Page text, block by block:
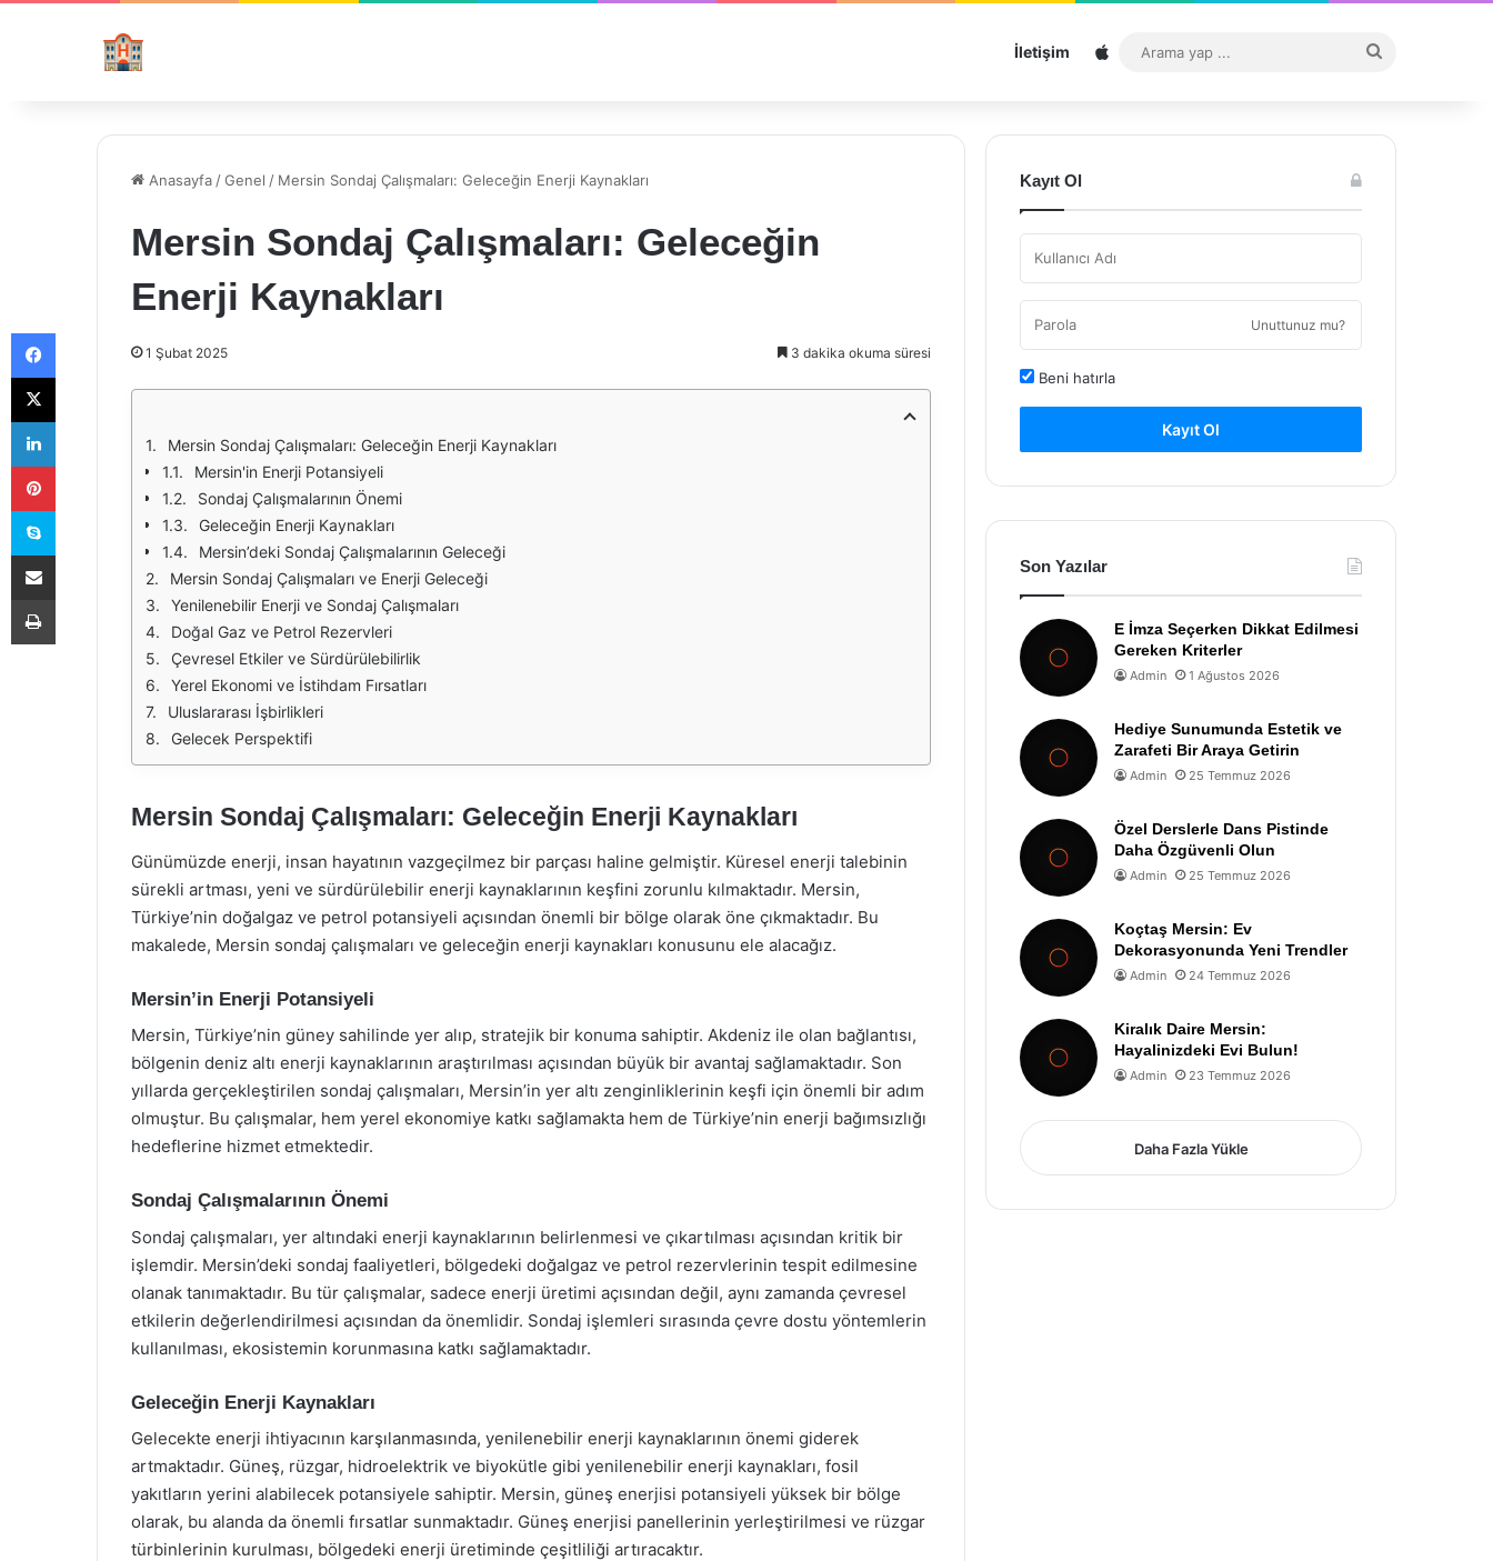
İletişim Sitemap
...
Anasayfa /Genel / Mersin Sondaj Çalışmaları: Geleceğin Enerji Kaynakları
Mersin Sondaj Çalışmaları: Geleceğin
Enerji Kaynakları
1 Şubat 2025 3 dakika okuma süresi
Mersin Sondaj Çalışmaları: Geleceğin Enerji Kaynakları
Mersin'in Enerji Potansiyeli
Sondaj Çalışmalarının Önemi
Geleceğin Enerji Kaynakları
Mersin’deki Sondaj Çalışmalarının Geleceği
Mersin Sondaj Çalışmaları ve Enerji Geleceği
Yenilenebilir Enerji ve Sondaj Çalışmaları
Doğal Gaz ve Petrol Rezervleri
Çevresel Etkiler ve Sürdürülebilirlik
Yerel Ekonomi ve İstihdam Fırsatları
Uluslararası İşbirlikleri
Gelecek Perspektifi
Mersin Sondaj Çalışmaları: Geleceğin Enerji Kaynakları
Günümüzde enerji, insan hayatının vazgeçilmez bir parçası haline gelmiştir. Küresel enerji talebinin
sürekli artması, yeni ve sürdürülebilir enerji kaynaklarının keşfini zorunlu kılmaktadır. Mersin,
Türkiye’nin doğalgaz ve petrol potansiyeli açısından önemli bir bölge olarak öne çıkmaktadır. Bu
makalede, Mersin sondaj çalışmaları ve geleceğin enerji kaynakları konusunu ele alacağız.
Mersin’in Enerji Potansiyeli
Mersin, Türkiye’nin güney sahilinde yer alıp, stratejik bir konuma sahiptir. Akdeniz ile olan bağlantısı,
bölgenin deniz altı enerji kaynaklarının araştırılması açısından büyük bir avantaj sağlamaktadır. Son
yıllarda gerçekleştirilen sondaj çalışmaları, Mersin’in yer altı zenginliklerinin keşfi için önemli bir adım
olmuştur. Bu çalışmalar, hem yerel ekonomiye katkı sağlamakta hem de Türkiye’nin enerji bağımsızlığı
hedeflerine hizmet etmektedir.
Sondaj Çalışmalarının Önemi
Sondaj çalışmaları, yer altındaki enerji kaynaklarının belirlenmesi ve çıkartılması açısından kritik bir
işlemdir. Mersin’deki sondaj faaliyetleri, bölgedeki doğalgaz ve petrol rezervlerinin tespit edilmesine
olanak tanımaktadır. Bu tür çalışmalar, sadece enerji üretimi açısından değil, aynı zamanda çevresel
etkilerin değerlendirilmesi açısından da önemlidir. Sondaj işlemleri sırasında çevre dostu yöntemlerin
kullanılması, ekosistemin korunmasına katkı sağlamaktadır.
Geleceğin Enerji Kaynakları
Gelecekte enerji ihtiyacının karşılanmasında, yenilenebilir enerji kaynaklarının önemi giderek
artmaktadır. Güneş, rüzgar, hidroelektrik ve biyokütle gibi yenilenebilir enerji kaynakları, fosil
yakıtların yerini alabilecek potansiyele sahiptir. Mersin, güneş enerjisi potansiyeli yüksek bir bölge
olarak, bu alanda da önemli fırsatlar sunmaktadır. Güneş enerjisi panellerinin yerleştirilmesi ve rüzgar
türbinlerinin kurulması, bölgedeki enerji üretiminde çeşitliliği artıracaktır.
Kayıt Ol
Unuttunuz mu?
Beni hatırla
Kayıt Ol
Son Yazılar
E İmza Seçerken Dikkat Edilmesi
Gereken Kriterler
Admin 1 Ağustos 2026
Hediye Sunumunda Estetik ve
Zarafeti Bir Araya Getirin
Admin 25 Temmuz 2026
Özel Derslerle Dans Pistinde
Daha Özgüvenli Olun
Admin 25 Temmuz 2026
Koçtaş Mersin: Ev
Dekorasyonunda Yeni Trendler
Admin 24 Temmuz 2026
Kiralık Daire Mersin:
Hayalinizdeki Evi Bulun!
Admin 23 Temmuz 2026
Daha Fazla Yükle
Facebook
X
LinkedIn
Pinterest
Skype
E-Posta ile paylaş